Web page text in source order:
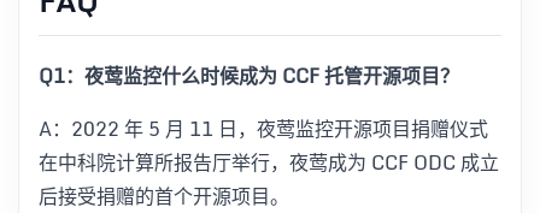
Q1：夜莺监控什么时候成为 CCF 托管开源项目？
A：2022 年 5 月 11 日，夜莺监控开源项目捐赠仪式
在中科院计算所报告厅举行，夜莺成为 CCF ODC 成立
后接受捐赠的首个开源项目。